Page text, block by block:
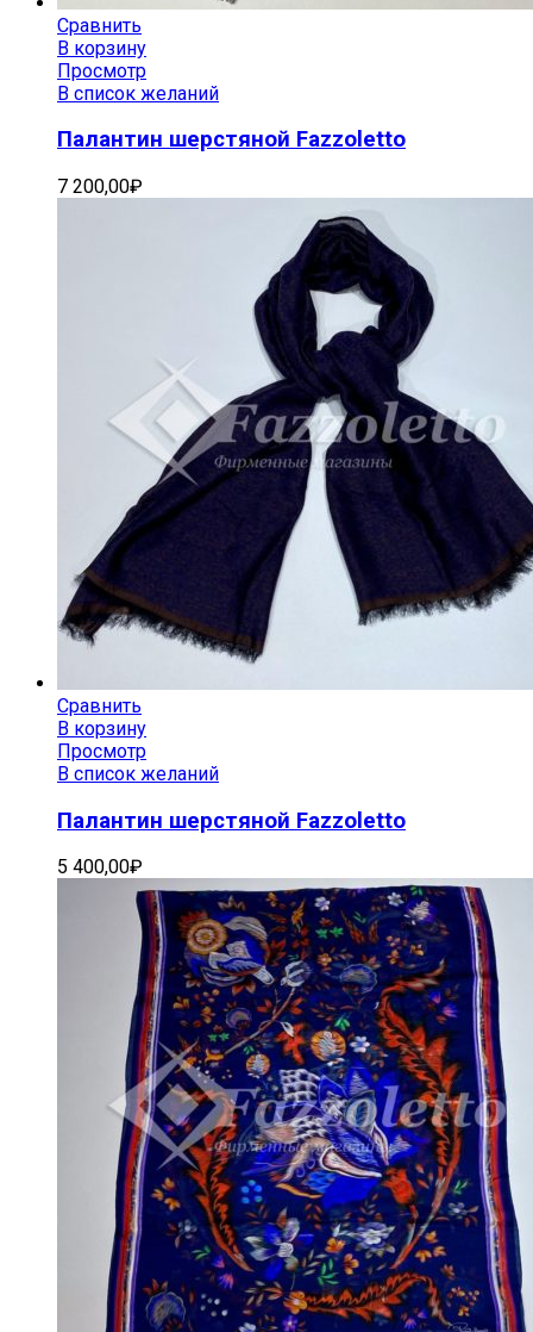
Сравнить
В корзину
Просмотр
В список желаний
Палантин шерстяной Fazzoletto
7 200,00₽
Сравнить
В корзину
Просмотр
В список желаний
Палантин шерстяной Fazzoletto
5 400,00₽